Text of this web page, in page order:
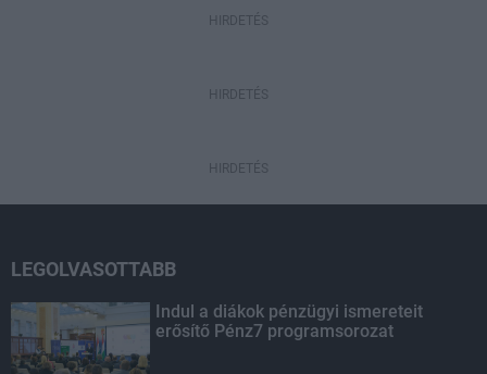
HIRDETÉS
HIRDETÉS
HIRDETÉS
LEGOLVASOTTABB
Indul a diákok pénzügyi ismereteit
erősítő Pénz7 programsorozat